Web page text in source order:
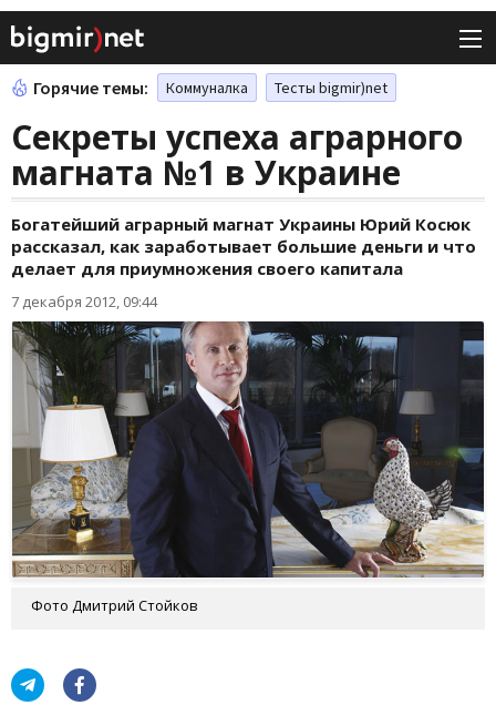
Горячие темы: Коммуналка Тесты bigmir)net
Секреты успеха аграрного
магната №1 в Украине
Богатейший аграрный магнат Украины Юрий Косюк
рассказал, как заработывает большие деньги и что
делает для приумножения своего капитала
7 декабря 2012, 09:44
Фото Дмитрий Стойков